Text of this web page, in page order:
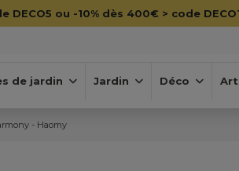
DECO5 ou -10% dès 400€ > code
de jardin Jardin Déco
- Haomy